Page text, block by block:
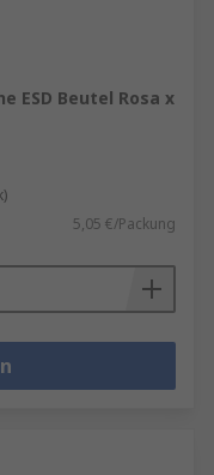
ESD Beutel Rosa x
5,05 €/Packung